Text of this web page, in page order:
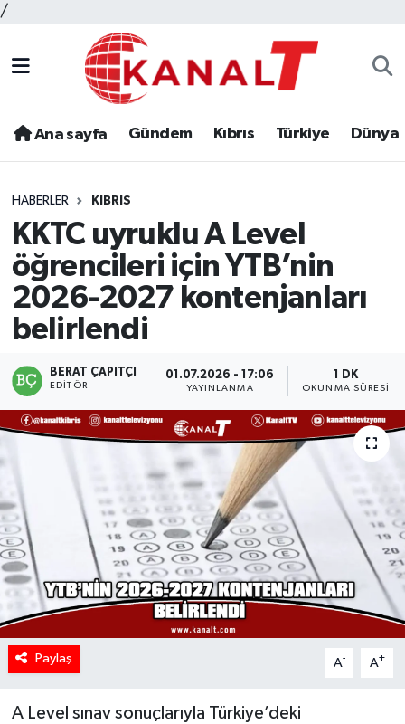
/
Ana sayfa Gündem Kıbrıs Türkiye Dünya
HABERLER KIBRIS
KKTC uyruklu A Level
öğrencileri için YTB’nin
2026-2027 kontenjanları
belirlendi
BERAT ÇAPITÇI
EDITÖR
01.07.2026 - 17:06
YAYINLANMA
1 DK
OKUNMA SÜRESI
Paylaş A- A+
A Level sınav sonuçlarıyla Türkiye’deki